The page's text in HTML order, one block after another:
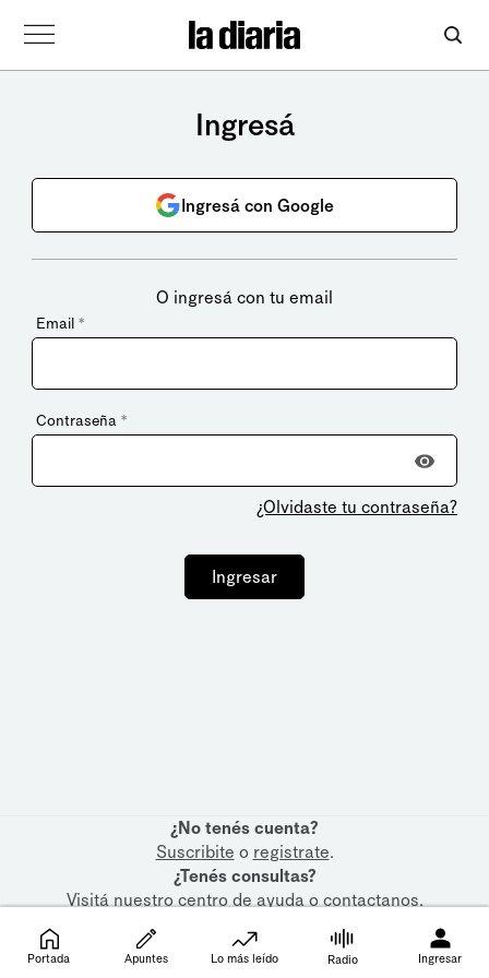
Ingresá
Ingresá con Google
O ingresá con tu email
Email *
Contraseña *
¿Olvidaste tu contraseña?
Ingresar
¿No tenés cuenta?
Suscribite o registrate.
¿Tenés consultas?
Visitá nuestrocentro de ayudaocontactanos.
Portada Apuntes Lo más leído Radio Ingresar